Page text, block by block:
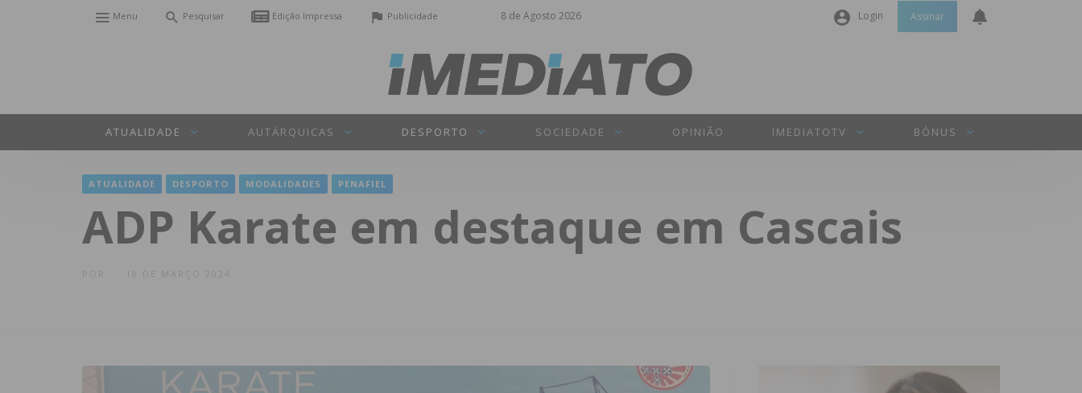
8 de Agosto 2026
Menu Pesquisar Edição Impressa Publicidade Login
Senha
INICIAR SESSÃO
Assinar
ATUALIDADE AUTÁRQUICAS DESPORTO SOCIEDADE OPINIÃO IMEDIATOTV BÓNUS
ATUALIDADE DESPORTO MODALIDADES PENAFIEL
ADP Karate em destaque em Cascais
18 DE MARÇO 2024